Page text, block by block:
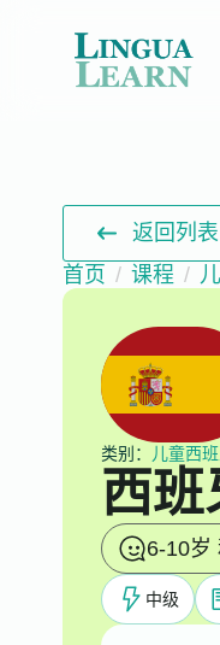
返回列表
首页
课程
类别： 儿童西
西班
6-10岁
中级